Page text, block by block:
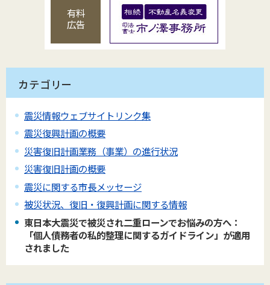
有料
広告
カテゴリー
震災情報ウェブサイトリンク集
震災復興計画の概要
災害復旧計画業務（事業）の進行状況
災害復旧計画の概要
震災に関する市長メッセージ
被災状況、復旧・復興計画に関する情報
東日本大震災で被災され二重ローンでお悩みの方へ：
「個人債務者の私的整理に関するガイドライン」が適用
されました